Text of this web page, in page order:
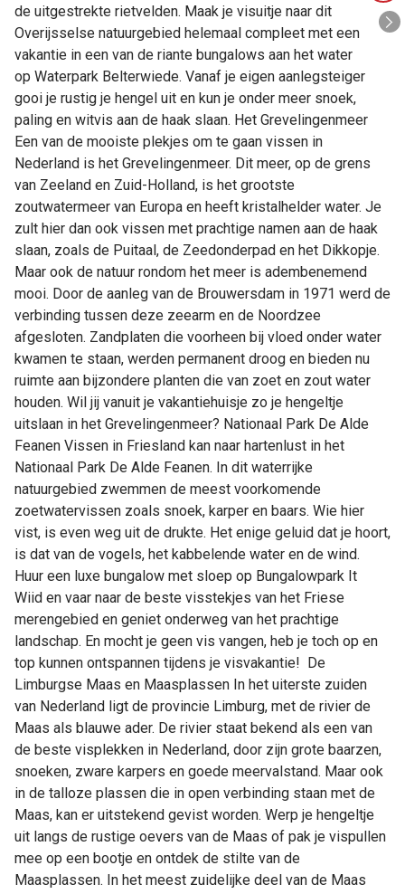
de uitgestrekte rietvelden. Maak je visuitje naar dit
Overijsselse natuurgebied helemaal compleet met een
vakantie in een van de riante bungalows aan het water
op Waterpark Belterwiede. Vanaf je eigen aanlegsteiger
gooi je rustig je hengel uit en kun je onder meer snoek,
paling en witvis aan de haak slaan. Het Grevelingenmeer
Een van de mooiste plekjes om te gaan vissen in
Nederland is het Grevelingenmeer. Dit meer, op de grens
van Zeeland en Zuid-Holland, is het grootste
zoutwatermeer van Europa en heeft kristalhelder water. Je
zult hier dan ook vissen met prachtige namen aan de haak
slaan, zoals de Puitaal, de Zeedonderpad en het Dikkopje.
Maar ook de natuur rondom het meer is adembenemend
mooi. Door de aanleg van de Brouwersdam in 1971 werd de
verbinding tussen deze zeearm en de Noordzee
afgesloten. Zandplaten die voorheen bij vloed onder water
kwamen te staan, werden permanent droog en bieden nu
ruimte aan bijzondere planten die van zoet en zout water
houden. Wil jij vanuit je vakantiehuisje zo je hengeltje
uitslaan in het Grevelingenmeer? Nationaal Park De Alde
Feanen Vissen in Friesland kan naar hartenlust in het
Nationaal Park De Alde Feanen. In dit waterrijke
natuurgebied zwemmen de meest voorkomende
zoetwatervissen zoals snoek, karper en baars. Wie hier
vist, is even weg uit de drukte. Het enige geluid dat je hoort,
is dat van de vogels, het kabbelende water en de wind.
Huur een luxe bungalow met sloep op Bungalowpark It
Wiid en vaar naar de beste visstekjes van het Friese
merengebied en geniet onderweg van het prachtige
landschap. En mocht je geen vis vangen, heb je toch op en
top kunnen ontspannen tijdens je visvakantie! De
Limburgse Maas en Maasplassen In het uiterste zuiden
van Nederland ligt de provincie Limburg, met de rivier de
Maas als blauwe ader. De rivier staat bekend als een van
de beste visplekken in Nederland, door zijn grote baarzen,
snoeken, zware karpers en goede meervalstand. Maar ook
in de talloze plassen die in open verbinding staan met de
Maas, kan er uitstekend gevist worden. Werp je hengeltje
uit langs de rustige oevers van de Maas of pak je vispullen
mee op een bootje en ontdek de stilte van de
Maasplassen. In het meest zuidelijke deel van de Maas